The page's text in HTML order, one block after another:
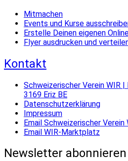
Mitmachen
Events und Kurse
Erstelle Deinen eigenen
Flyer ausdrucken und
Kontakt
Schweizerischer Verein WIR
3169 Eriz BE
Datenschutzerklärung
Impressum
Email Schweizerischer Verein
Email WIR-Marktplatz
Newsletter abonnieren